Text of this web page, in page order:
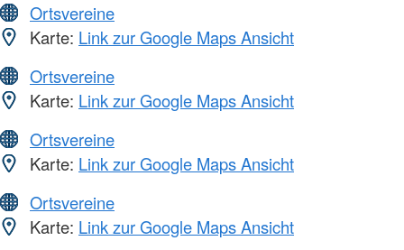
Ortsvereine
Karte: Link zur Google Maps Ansicht
Ortsvereine
Karte: Link zur Google Maps Ansicht
Ortsvereine
Karte: Link zur Google Maps Ansicht
Ortsvereine
Karte: Link zur Google Maps Ansicht